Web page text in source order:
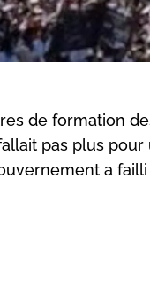
de formation
pas plus
a